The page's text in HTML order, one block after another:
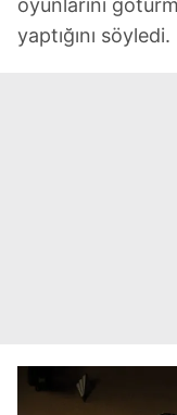
oyunlarını
yaptığını söyledi.